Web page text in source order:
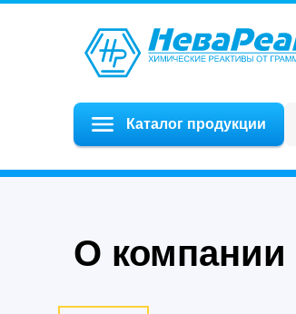
Каталог продукции
О компании